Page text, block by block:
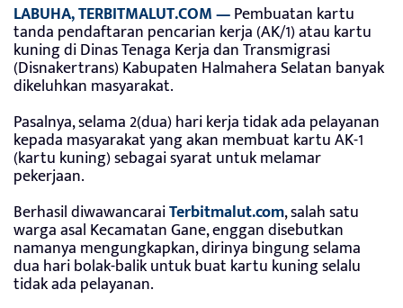
LABUHA, TERBITMALUT.COM —Pembuatan kartu
tanda pendaftaran pencarian kerja (AK/1) atau kartu
kuning di Dinas Tenaga Kerja dan Transmigrasi
(Disnakertrans) Kabupaten Halmahera Selatan banyak
dikeluhkan masyarakat.
Pasalnya, selama 2(dua) hari kerja tidak ada pelayanan
kepada masyarakat yang akan membuat kartu AK-1
(kartu kuning) sebagai syarat untuk melamar
pekerjaan.
Berhasil diwawancaraiTerbitmalut.com, salah satu
warga asal Kecamatan Gane, enggan disebutkan
namanya mengungkapkan, dirinya bingung selama
dua hari bolak-balik untuk buat kartu kuning selalu
tidak ada pelayanan.